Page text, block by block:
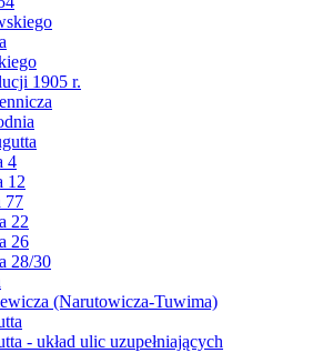
1905 r.
4
12
77
22
26
28/30
(Narutowicza-Tuwima)
- układ ulic uzupełniających